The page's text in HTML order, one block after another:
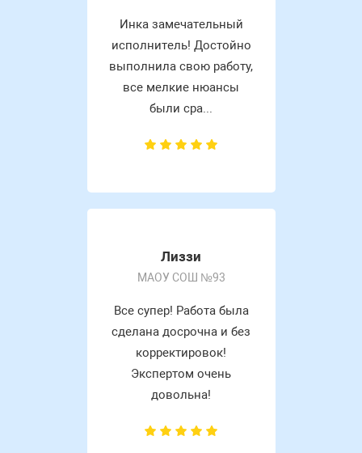
Инка замечательный
исполнитель! Достойно
выполнила свою работу,
все мелкие нюансы
были сра...
Лиззи
МАОУ СОШ №93
Все супер! Работа была
сделана досрочна и без
корректировок!
Экспертом очень
довольна!